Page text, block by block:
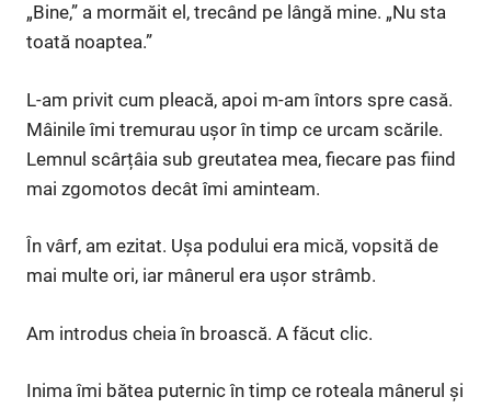
„Bine,” a mormăit el, trecând pe lângă mine. „Nu sta
toată noaptea.”
L-am privit cum pleacă, apoi m-am întors spre casă.
Mâinile îmi tremurau ușor în timp ce urcam scările.
Lemnul scârțâia sub greutatea mea, fiecare pas fiind
mai zgomotos decât îmi aminteam.
În vârf, am ezitat. Ușa podului era mică, vopsită de
mai multe ori, iar mânerul era ușor strâmb.
Am introdus cheia în broască. A făcut clic.
Inima îmi bătea puternic în timp ce roteala mânerul și